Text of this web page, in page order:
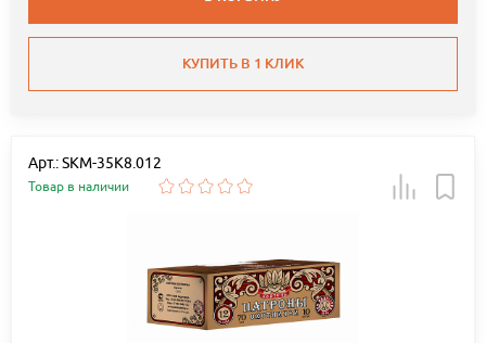
КУПИТЬ В 1 КЛИК
Арт.: SKM-35K8.012
Товар в наличии